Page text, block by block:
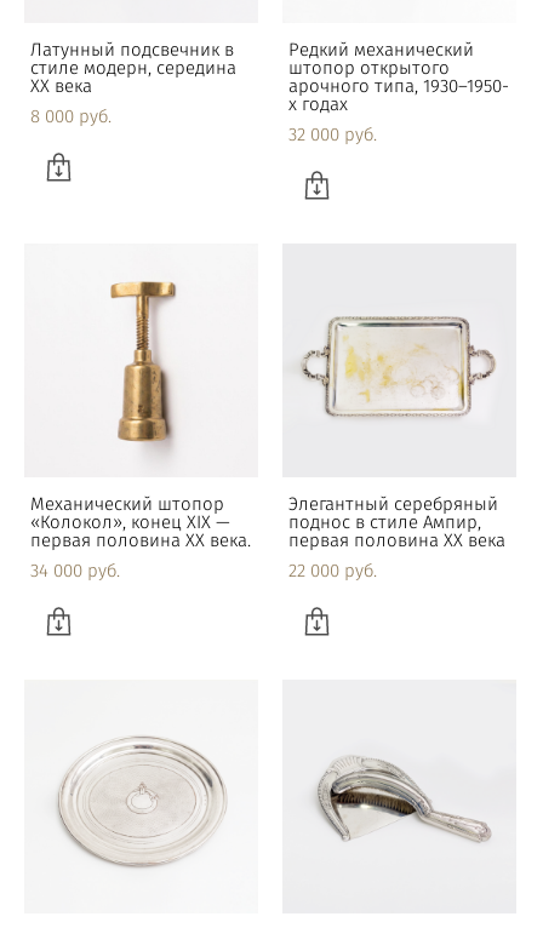
Латунный подсвечник в
стиле модерн, середина
XX века
8 000 pуб.
Редкий механический
штопор открытого
арочного типа, 1930–1950-
х годах
32 000 pуб.
Механический штопор
«Колокол», конец XIX —
первая половина XX века.
34 000 pуб.
Элегантный серебряный
поднос в стиле Ампир,
первая половина XX века
22 000 pуб.